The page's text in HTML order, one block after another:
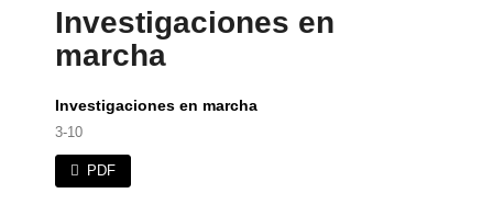
Investigaciones en
marcha
Investigaciones en marcha
3-10
PDF